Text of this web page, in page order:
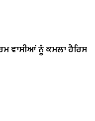
ਵਾਸੀਆਂ ਨੂੰ ਕਮਲਾ ਹੈਰਿਸ